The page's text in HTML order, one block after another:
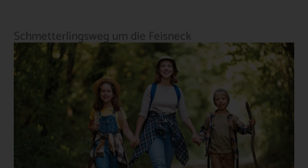
Schmetterlingsweg um die Feisneck